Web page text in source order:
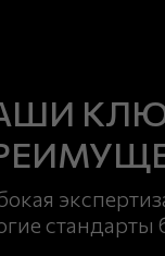
стандарты